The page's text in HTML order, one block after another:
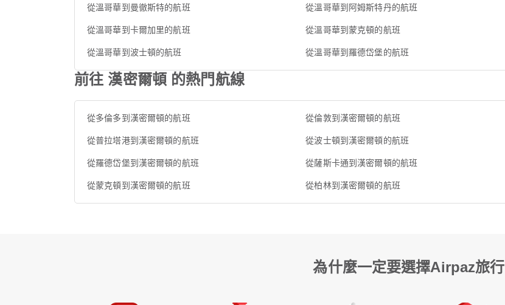
從溫哥華到曼徹斯特的航班 從溫哥華到阿姆斯特丹的航班
從溫哥華到卡爾加里的航班 從溫哥華到蒙克頓的航班
從溫哥華到波士頓的航班 從溫哥華到羅德岱堡的航班
前往 漢密爾頓 的熱門航線
從多倫多到漢密爾頓的航班 從倫敦到漢密爾頓的航班
從普拉塔港到漢密爾頓的航班 從波士頓到漢密爾頓的航班
從羅德岱堡到漢密爾頓的航班 從薩斯卡通到漢密爾頓的航班
從蒙克頓到漢密爾頓的航班 從柏林到漢密爾頓的航班
為什麼一定要選擇Airpaz旅行